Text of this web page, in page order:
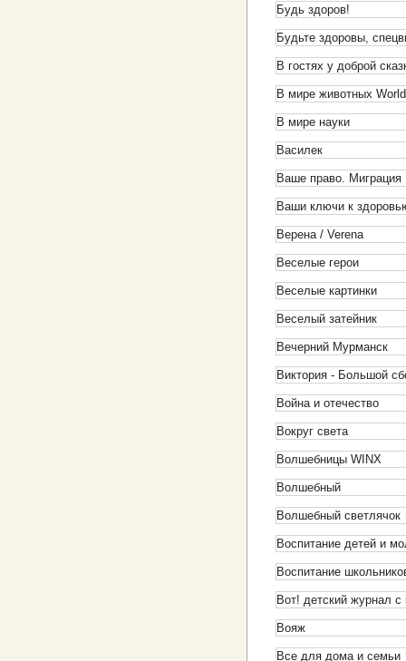
Будь здоров!
Будьте здоровы,
В гостях у доброй
В мире животных
В мире науки
Василек
Ваше право. Миграция
Ваши ключи к
Верена / Verena
Веселые герои
Веселые картинки
Веселый затейник
Вечерний Мурманск
Виктория - Большой
Война и отечество
Вокруг света
Волшебницы WINX
Волшебный
Волшебный светлячок
Воспитание детей и
Воспитание
Вот! детский журнал с
Вояж
Все для дома и семьи